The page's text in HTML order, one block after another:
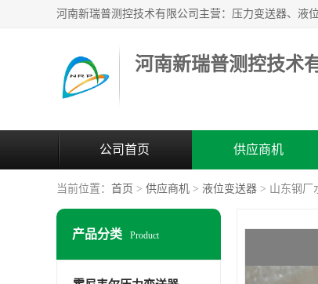
河南新瑞普测控技术
公司首页 供应商机
当前位置： 首页 > 供应商机 > 液位变送器 > 山东钢厂
产品分类 Product